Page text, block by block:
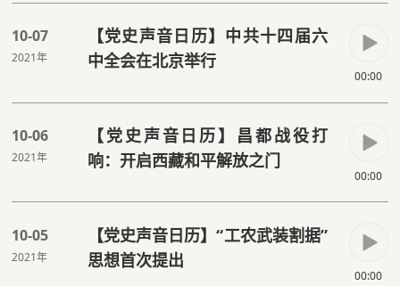
10-07
2021年
【党史声音日历】中共十四届六
中全会在北京举行
00:00
10-06
2021年
【党史声音日历】昌都战役打
响：开启西藏和平解放之门
00:00
10-05
2021年
【党史声音日历】“工农武装割据”
思想首次提出
00:00